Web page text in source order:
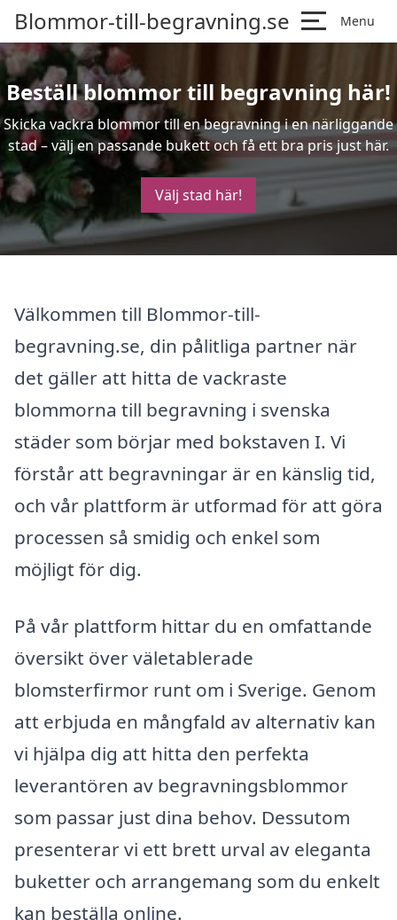
Blommor-till-begravning.se Menu
Beställ blommor till begravning här!
Skicka vackra blommor till en begravning i en närliggande
stad – välj en passande bukett och få ett bra pris just här.
Välj stad här!
Välkommen till Blommor-till-
begravning.se, din pålitliga partner när
det gäller att hitta de vackraste
blommorna till begravning i svenska
städer som börjar med bokstaven I. Vi
förstår att begravningar är en känslig tid,
och vår plattform är utformad för att göra
processen så smidig och enkel som
möjligt för dig.
På vår plattform hittar du en omfattande
översikt över väletablerade
blomsterfirmor runt om i Sverige. Genom
att erbjuda en mångfald av alternativ kan
vi hjälpa dig att hitta den perfekta
leverantören av begravningsblommor
som passar just dina behov. Dessutom
presenterar vi ett brett urval av eleganta
buketter och arrangemang som du enkelt
kan beställa online.